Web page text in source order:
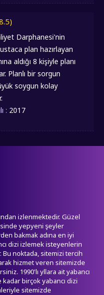
2021
:
Spisak, Hailee
Lloyd, Toks
Animasyon, Macera
Darphanesi'nin
plan hazırlayan
aldığı 8 kişiyle planı
Planlı bir sorgun
soygun kolay
: 2017
Ituño, Pedro Alonso,
Herrán, Jaime
izlenmektedir. Güzel
yepyeni şeyler
bakmak adına en iyi
dizi izlemek isteyenlerin
Bu noktada, sitemizi tercih
hizmet veren sitemizde
1990'lı yllara ait yabancı
birçok yabancı dizi
sitemizde